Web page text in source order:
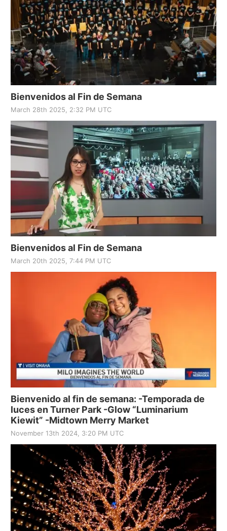
Bienvenidos al Fin de Semana
March 28th 2025, 2:32 PM UTC
Bienvenidos al Fin de Semana
March 20th 2025, 7:44 PM UTC
Bienvenido al fin de semana: -Temporada de
luces en Turner Park -Glow “Luminarium
Kiewit” -Midtown Merry Market
November 13th 2024, 3:20 PM UTC